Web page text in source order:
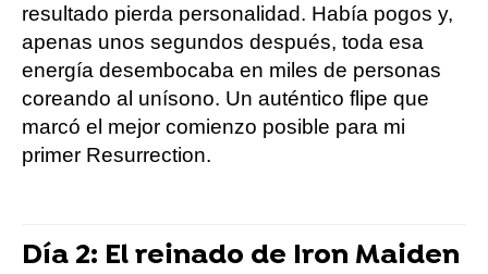
resultado pierda personalidad. Había pogos y,
apenas unos segundos después, toda esa
energía desembocaba en miles de personas
coreando al unísono. Un auténtico flipe que
marcó el mejor comienzo posible para mi
primer Resurrection.
Día 2: El reinado de Iron Maiden